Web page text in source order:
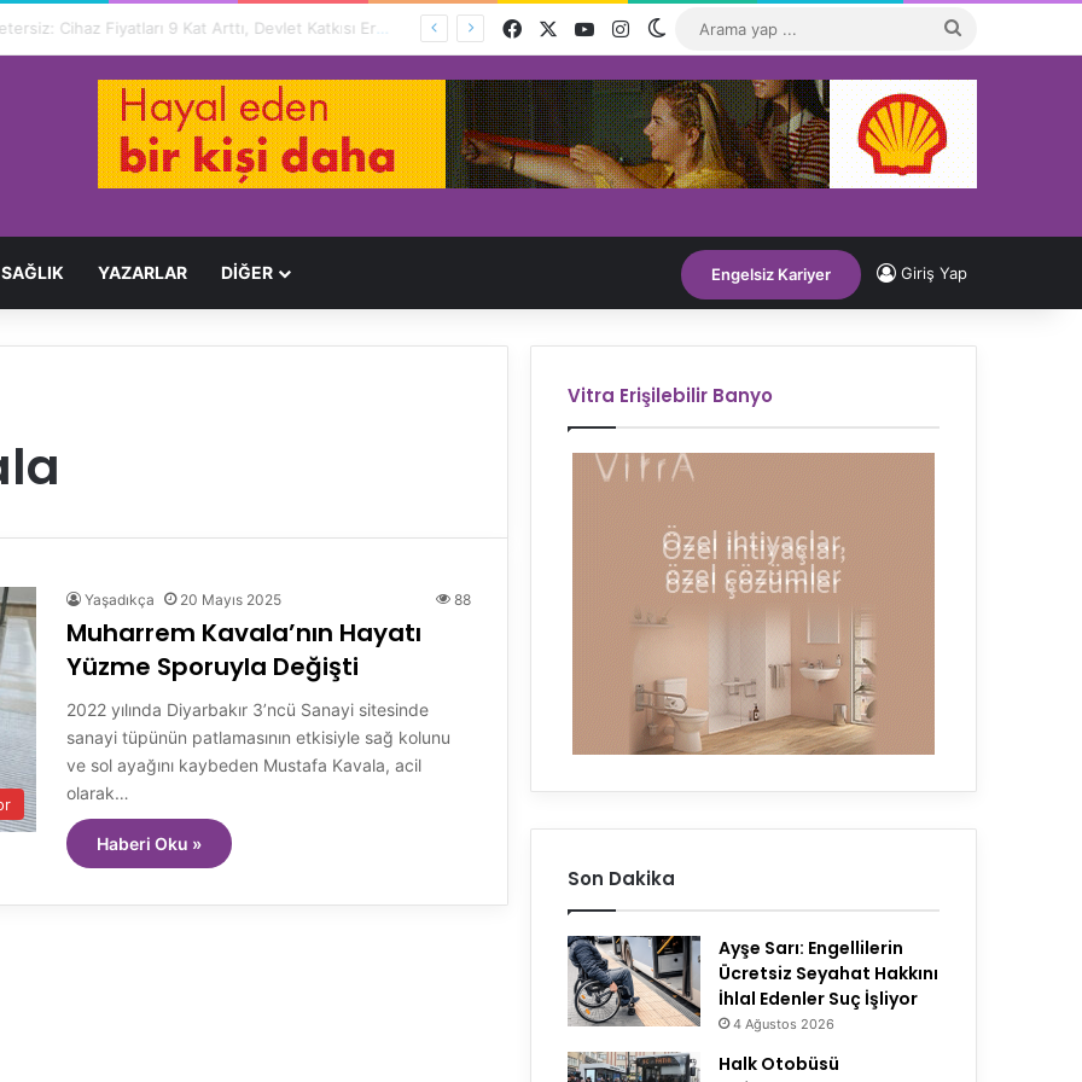
Facebook YouTubeInstagramDış görünümü değiştir
...
SAĞLIK YAZARLAR DİĞER Engelsiz Kariyer Giriş Yap
Yaşadıkça 20 Mayıs 2025 88
Muharrem Kavala’nın Hayatı
Yüzme Sporuyla Değişti
2022 yılında Diyarbakır 3’ncü Sanayi sitesinde
sanayi tüpünün patlamasının etkisiyle sağ kolunu
ve sol ayağını kaybeden Mustafa Kavala, acil
olarak…
Haberi Oku »
Vitra Erişilebilir Banyo
Son Dakika
Ayşe Sarı: Engellilerin
Ücretsiz Seyahat Hakkını
İhlal Edenler Suç İşliyor
4 Ağustos 2026
Halk Otobüsü